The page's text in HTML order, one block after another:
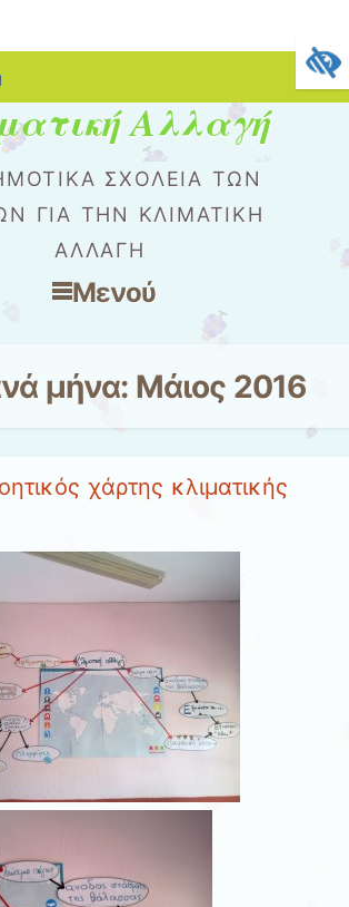
Αλλαγή
ΣΧΟΛΕΊΑ ΤΩΝ
ΓΙΑ ΤΗΝ ΚΛΙΜΑΤΙΚΉ
ΑΛΛΑΓΉ
Μενού
μήνα: Μάιος 2016
χάρτης κλιματικής